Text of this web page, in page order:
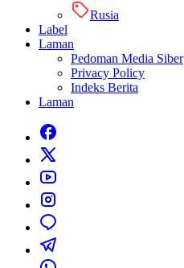
Rusia
Label
Laman
Pedoman Media Siber
Privacy Policy
Indeks Berita
Laman